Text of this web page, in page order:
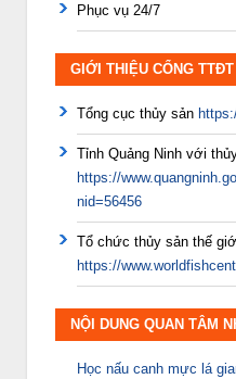
Phục vụ 24/7
GIỚI THIỆU CỔNG
Tổng cục thủy sản
Tỉnh Quảng Ninh với
https://
nid=56456
Tổ chức thủy sản thế
https://
NỘI DUNG QUAN TÂM
Học nấu canh mực lá